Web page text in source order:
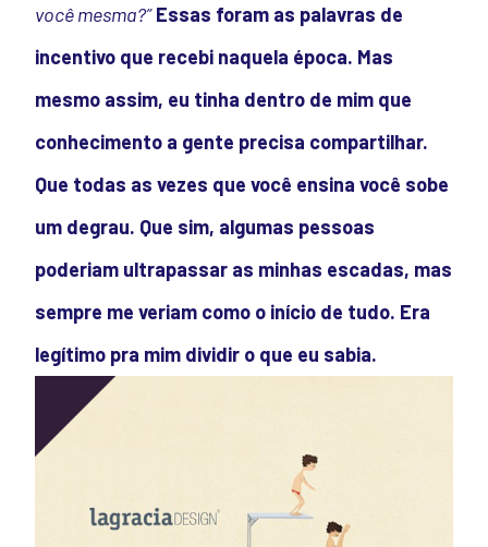
você mesma?” Essas foram as palavras de
incentivo que recebi naquela época. Mas
mesmo assim, eu tinha dentro de mim que
conhecimento a gente precisa compartilhar.
Que todas as vezes que você ensina você sobe
um degrau. Que sim, algumas pessoas
poderiam ultrapassar as minhas escadas, mas
sempre me veriam como o início de tudo. Era
legítimo pra mim dividir o que eu sabia.